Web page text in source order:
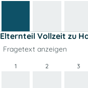
Elternteil Vollzeit zu
Fragetext anzeigen
1 2 3